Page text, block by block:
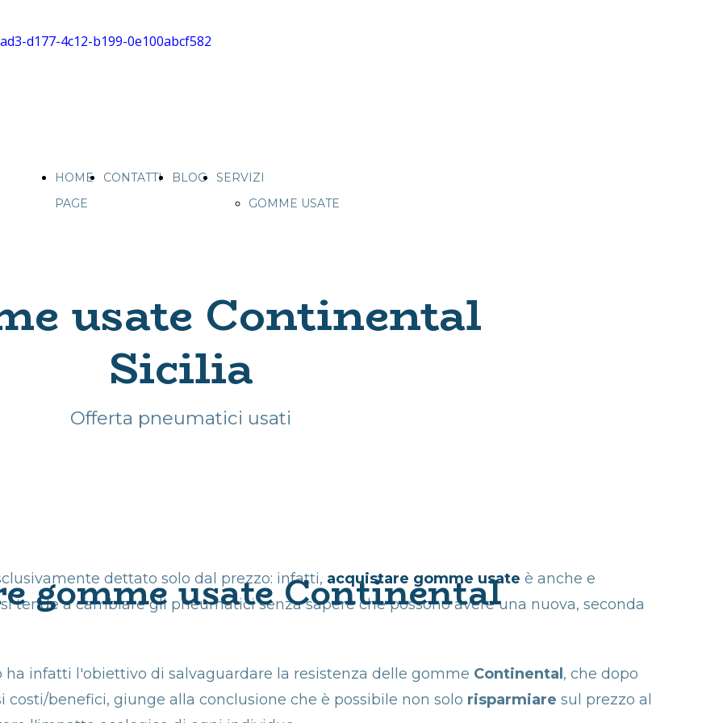
HOME
PAGE
CONTATTI BLOG
SERVIZI
GOMME USATE
GOMME USATE
IN SICILIA
CERCHI USATI
GARANTITI
GOMME USATE
TRATTORE E SUV
PROMOZIONE
GOMME USATE
ONLINE
usate Continental
Sicilia
Offerta pneumatici usati
gomme usate Continental
dettato solo dal prezzo: infatti, acquistare gomme usate è anche e
tende a cambiare gli pneumatici senza sapere che possono avere una nuova, seconda
ha infatti l'obiettivo di salvaguardare la resistenza delle gomme Continental , che dopo
benefici, giunge alla conclusione che è possibile non solo risparmiare sul prezzo al